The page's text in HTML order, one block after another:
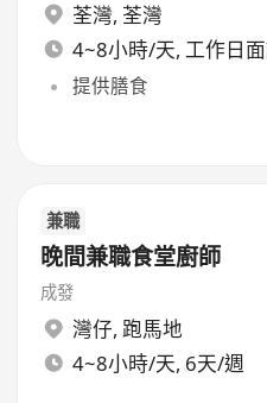
荃灣, 荃灣
4~8小時/天, 工作日
提供膳食
兼職
晚間兼職食堂廚師
成發
灣仔, 跑馬地
4~8小時/天, 6天/週